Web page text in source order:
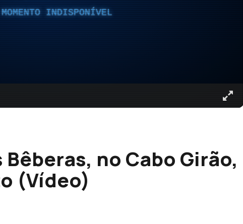
INDISPONÍVEL
Bêberas, no Cabo Girão,
(Vídeo)